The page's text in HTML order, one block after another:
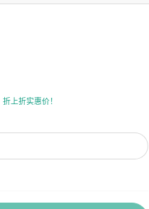
上折实惠价！